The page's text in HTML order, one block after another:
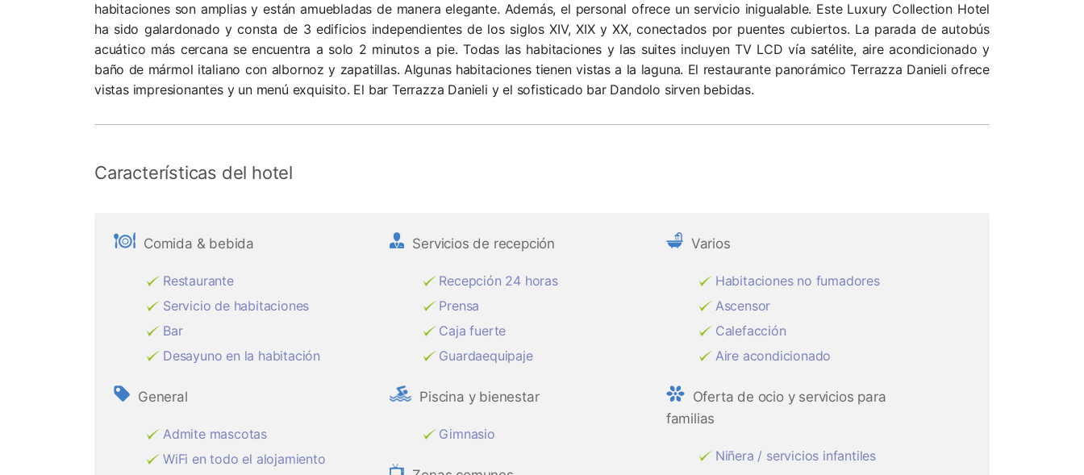
habitaciones son amplias y están amuebladas de manera elegante. Además, el personal ofrece un servicio inigualable. Este Luxury Collection Hotel
ha sido galardonado y consta de 3 edificios independientes de los siglos XIV, XIX y XX, conectados por puentes cubiertos. La parada de autobús
acuático más cercana se encuentra a solo 2 minutos a pie. Todas las habitaciones y las suites incluyen TV LCD vía satélite, aire acondicionado y
baño de mármol italiano con albornoz y zapatillas. Algunas habitaciones tienen vistas a la laguna. El restaurante panorámico Terrazza Danieli ofrece
vistas impresionantes y un menú exquisito. El bar Terrazza Danieli y el sofisticado bar Dandolo sirven bebidas.
Características del hotel
Comida & bebida
Restaurante
Servicio de habitaciones
Bar
Desayuno en la habitación
General
Admite mascotas
WiFi en todo el alojamiento
Servicios de recepción
Recepción 24 horas
Prensa
Caja fuerte
Guardaequipaje
Piscina y bienestar
Gimnasio
Varios
Habitaciones no fumadores
Ascensor
Calefacción
Aire acondicionado
Oferta de ocio y servicios para
familias
Niñera / servicios infantiles